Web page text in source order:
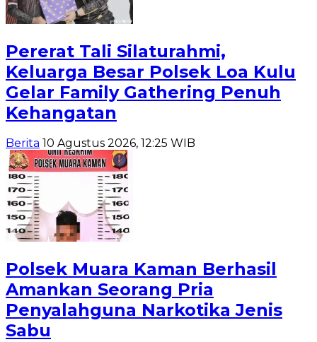
Pererat Tali Silaturahmi,
Keluarga Besar Polsek Loa Kulu
Gelar Family Gathering Penuh
Kehangatan
Berita 10 Agustus 2026, 12:25 WIB
Polsek Muara Kaman Berhasil
Amankan Seorang Pria
Penyalahguna Narkotika Jenis
Sabu